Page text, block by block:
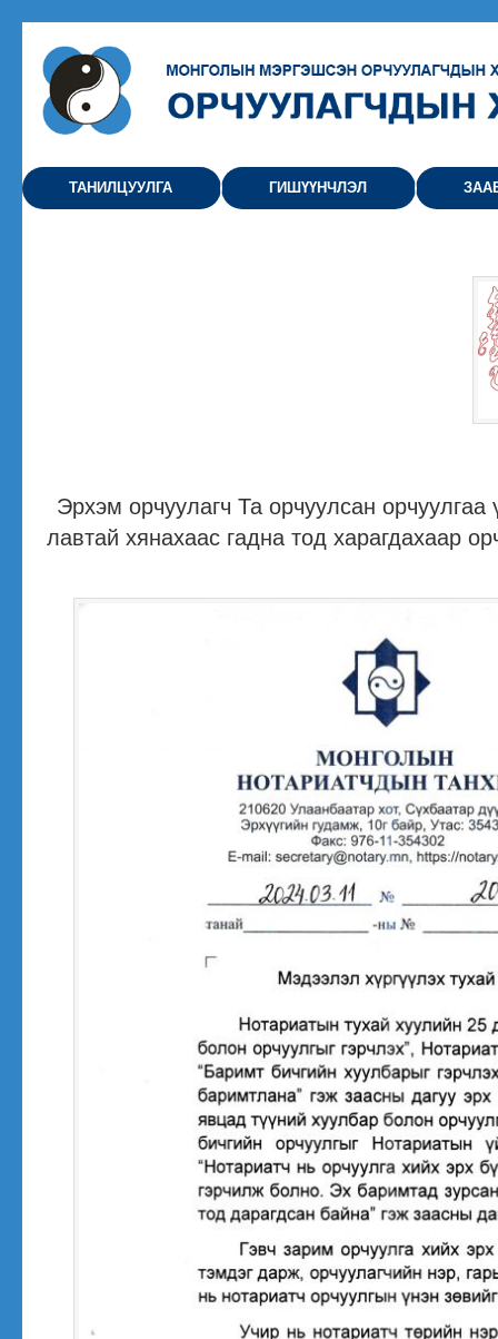
ТАНИЛЦУУЛГА ГИШҮҮНЧЛЭЛ
Эрхэм орчуулагч Та орчуулсан орчуулгаа
лавтай хянахаас гадна тод харагдахаар